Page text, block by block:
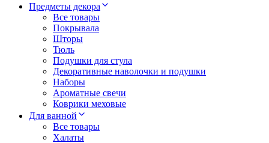
Предметы декора
Все товары
Покрывала
Шторы
Тюль
Подушки для стула
Декоративные наволочки и подушки
Наборы
Ароматные свечи
Коврики меховые
Для ванной
Все товары
Халаты